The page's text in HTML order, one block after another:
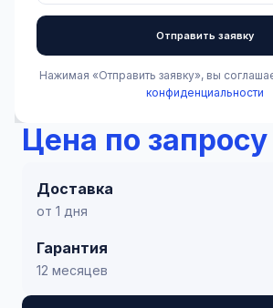
В наличии
Камера
Цена по запросу
Доставка
от 1 дня
Гарантия
12 месяцев
Отправить заявку
Нажимая «Отправить заявку», вы
конфиденциальности